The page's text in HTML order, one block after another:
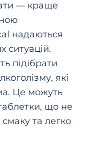
— краще
надаються
ситуацій.
підібрати
які
Це можуть
що не
та легко